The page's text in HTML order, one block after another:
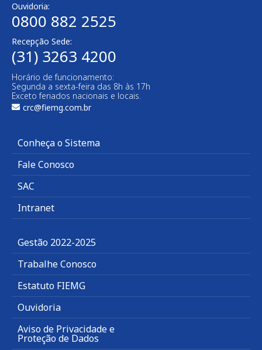
Ouvidoria:
0800 882 2525
Recepção Sede:
(31) 3263 4200
Horário de funcionamento:
Segunda a sexta-feira das 8h às 17h
Exceto feriados nacionais e locais.
crc@fiemg.com.br
Conheça o Sistema
Fale Conosco
SAC
Intranet
Gestão 2022-2025
Trabalhe Conosco
Estatuto FIEMG
Ouvidoria
Aviso de Privacidade e
Proteção de Dados